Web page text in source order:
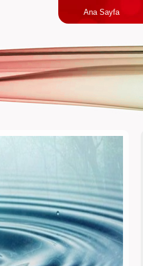
Ana Sayfa